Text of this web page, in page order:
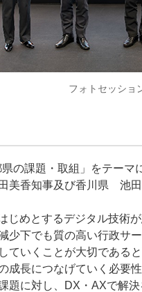
フォトセッショ
県の課題・取組」をテー
香知事及び香川県 池田
じめとするデジタル技術
少下でも質の高い行政サ
ていくことが大切である
成長につなげていく必要性
題に対し、DX・AXで解